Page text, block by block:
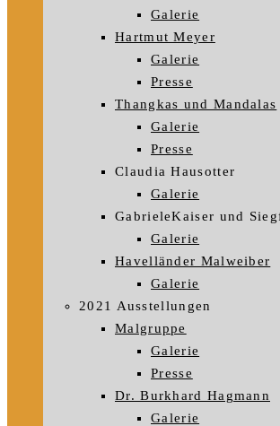
Galerie
Hartmut Meyer
Galerie
Presse
Thangkas und Mandalas
Galerie
Presse
Claudia Hausotter
Galerie
GabrieleKaiser und
Galerie
Havelländer Malweiber
Galerie
2021 Ausstellungen
Malgruppe
Galerie
Presse
Dr. Burkhard Hagmann
Galerie